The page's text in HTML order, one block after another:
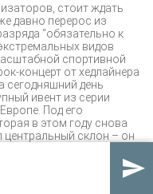
стоит ждать
давно перерос из
“обязательно к
видов
спортивной
концерт от хедлайнера
сегодняшний день
ивент из серии
Под его
в этом году снова
центральный склон – он
обзор для
городок с